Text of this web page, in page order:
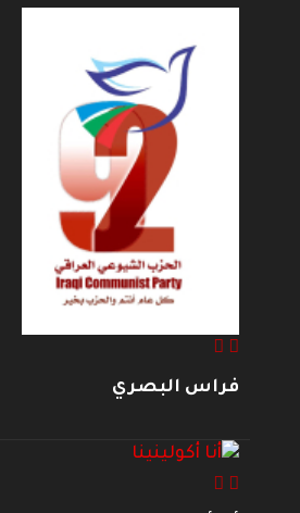
فراس البصري